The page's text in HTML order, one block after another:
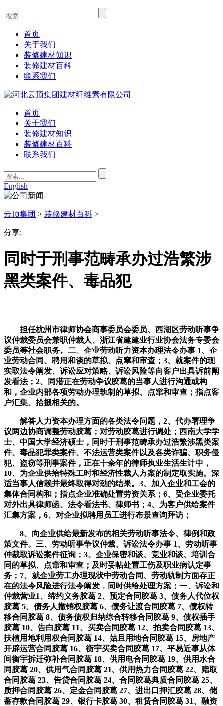
首页
关于我们
装修建材知识
装修建材百科
联系我们
首页
关于我们
装修建材知识
装修建材百科
联系我们
English
云顶集团 > 装修建材百科 >
分享:
同时于刑事范畴承办过浩繁涉
黑类案件、毒品犯
担任杭州市律师协会商事委员会委员、西湖区劳动听事争
议仲裁委员会兼职仲裁人、浙江省建建业行业协会法务专委会
委员等社会职务。二、企业劳动听力资本办理法令办事 1、企
业劳动合同、聘用和谈的草拟、点窜和审查；3、就案件的现
实取法令阐发、诉讼应对策略、诉讼风险等向客户出具诉前阐
发看法；2、同潜正在劳动争议胶葛的当事人进行沟通或构
和，企业内部各项劳动办理轨制的草拟、点窜和审查；指点客
户汇集、拾掇相关的。
解答人力资本办理方面的各类法令问题，2、代办署理争
议两边协商调整劳动胶葛；对劳动胶葛进行调处；西南大学学
士、中国大学经济硕士，同时于刑事范畴承办过浩繁涉黑类案
件、毒品犯罪类案件、不法运营类案件以及各类诈骗、职务侵
犯、盗窃等刑事案件，正在十余年的律师执业生活生计中，
10、为企业供给特殊工时和经济性裁人方案的制定取实施。深
适当事人信赖并最终取得对劲的结果。3、加入企业和工会的
集体合同构和；指点企业准确处置劳资关系；6、受企业委托
对外出具律师函、法令看法书、律师书；4、为客户供给案件
汇集方案，6、对企业拟聘用员工进行布景查询拜访；
8、向企业供给最新发布的相关劳动听事法令、律例和政
策文件。三、劳动听事争议仲裁、诉讼法令办事 1、劳动听事
仲裁取诉讼案件征询；3、企业保密和谈、竞业和谈、培训合
同的草拟、点窜和审查；及时妥帖处置工伤及职业病认定事
务；7、就企业劳工办理现状中劳动合同、劳动轨制方面存正
在的法令风险进行法令阐发，同时供给处理方案；一、诉讼和
仲裁营业1、缔约义务胶葛 2、预定合同胶葛 3、债务人代位权
胶葛 5、债务人撤销权胶葛 6、债务让渡合同胶葛 7、债权转
移合同胶葛 8、债务债权归纳综合转移合同胶葛 9、债权插手
胶葛 10、告白胶葛 11、买卖合同胶葛 12、拍卖合同胶葛 13、
扶植用地利用权合同胶葛 14、姑且用地合同胶葛 15、房地产
开辟运营合同胶葛 16、衡宇买卖合同胶葛 17、平易近事从体
间衡宇拆迁弥补合同胶葛 18、供用电合同胶葛 19、供用水合
同胶葛 20、供用气合同胶葛 21、供用热力合同胶葛 22、赠取
合同胶葛 23、告贷合同胶葛 24、合同胶葛典质合同胶葛 25、
质押合同胶葛 26、定金合同胶葛 27、进出口押汇胶葛 28、储
蓄存款合同胶葛 29、银行卡胶葛 30、租赁合同胶葛 31、融资